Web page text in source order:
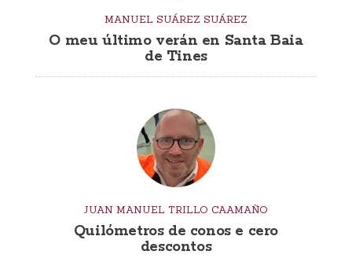
MANUEL SUÁREZ SUÁREZ
O meu último verán en Santa Baia
de Tines
JUAN MANUEL TRILLO CAAMAÑO
Quilómetros de conos e cero
descontos